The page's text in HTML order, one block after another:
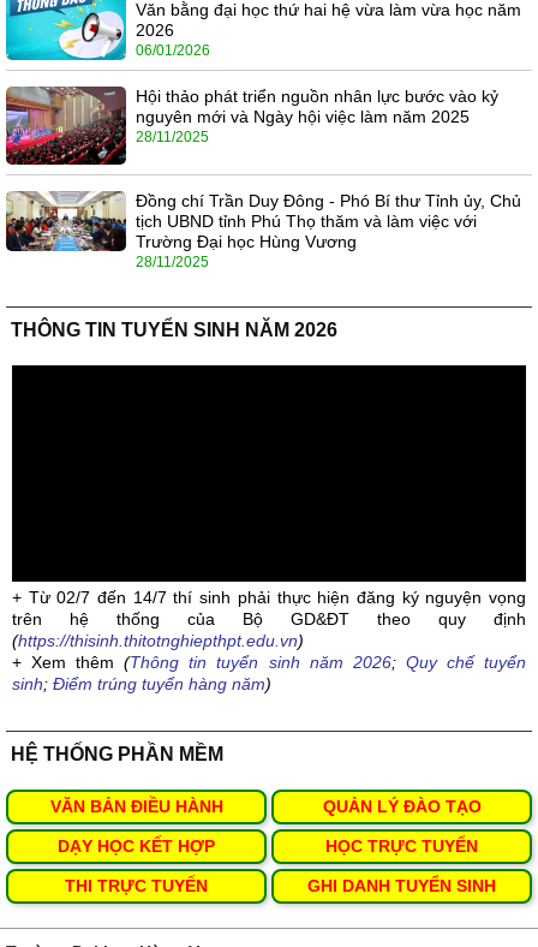
Văn bằng đại học thứ hai hệ vừa làm vừa học năm
2026
06/01/2026
Hội thảo phát triển nguồn nhân lực bước vào kỷ
nguyên mới và Ngày hội việc làm năm 2025
28/11/2025
Đồng chí Trần Duy Đông - Phó Bí thư Tỉnh ủy, Chủ
tịch UBND tỉnh Phú Thọ thăm và làm việc với
Trường Đại học Hùng Vương
28/11/2025
THÔNG TIN TUYỂN SINH NĂM 2026
+ Từ 02/7 đến 14/7 thí sinh phải thực hiện đăng ký nguyện vọng
trên hệ thống của Bộ GD&ĐT theo quy định
(https://thisinh.thitotnghiepthpt.edu.vn)
+ Xem thêm(Thông tin tuyển sinh năm 2026; Quy chế tuyển
sinh; Điểm trúng tuyển hàng năm)
HỆ THỐNG PHẦN MỀM
VĂN BẢN ĐIỀU HÀNH QUẢN LÝ ĐÀO TẠO
DẠY HỌC KẾT HỢP HỌC TRỰC TUYẾN
THI TRỰC TUYẾN GHI DANH TUYỂN SINH